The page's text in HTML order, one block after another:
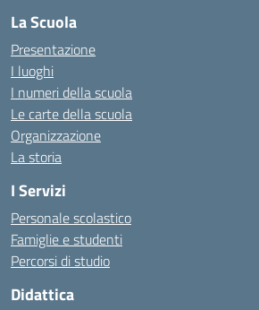
La Scuola
Presentazione
I luoghi
I numeri della scuola
Le carte della scuola
Organizzazione
La storia
I Servizi
Personale scolastico
Famiglie e studenti
Percorsi di studio
Didattica